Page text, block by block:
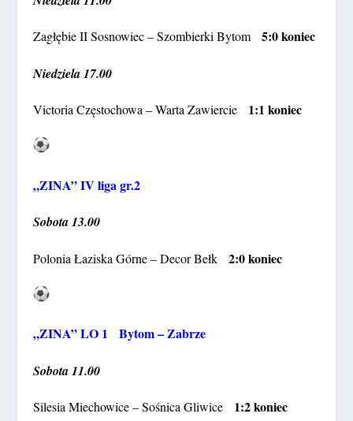
Zagłębie II Sosnowiec – Szombierki Bytom5:0 koniec
Niedziela 17.00
Victoria Częstochowa – Warta Zawiercie 1:1 koniec
„ZINA” IV liga gr.2
Sobota 13.00
Polonia Łaziska Górne – Decor Bełk2:0 koniec
„ZINA” LO 1 Bytom – Zabrze
Sobota 11.00
Silesia Miechowice – Sośnica Gliwice 1:2 koniec